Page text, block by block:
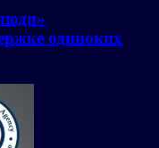
одиноких